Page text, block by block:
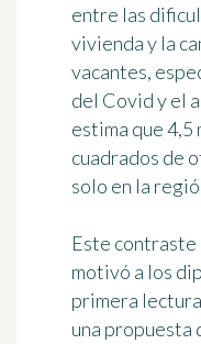
entre las
vivienda y la
vacantes,
del Covid y el
estima que4,5
cuadrados de
solo en la
Este
motivó a los
primera
una propuesta